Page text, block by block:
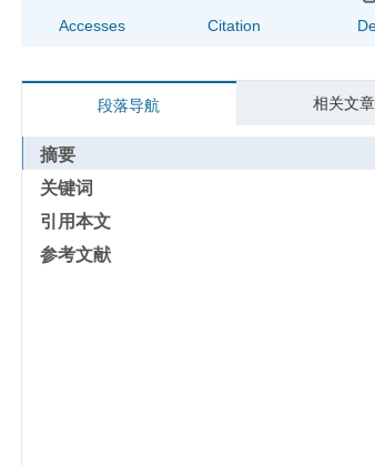
Accesses Citation
段落导航 相关文章
摘要
关键词
引用本文
参考文献